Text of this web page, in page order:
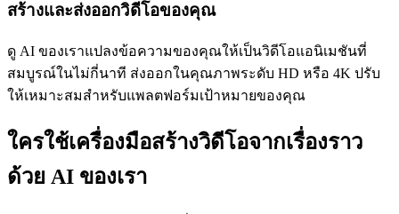
สร้างและส่งออกวิดีโอของคุณ
ดู AI ของเราแปลงข้อความของคุณให้เป็นวิดีโอแอนิเมชันที่
สมบูรณ์ในไม่กี่นาที ส่งออกในคุณภาพระดับ HD หรือ 4K ปรับ
ให้เหมาะสมสำหรับแพลตฟอร์มเป้าหมายของคุณ
ใครใช้เครื่องมือสร้างวิดีโอจากเรื่องราว
ด้วย AI ของเรา